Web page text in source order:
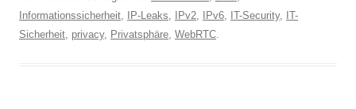
Informationssicherheit, IP-Leaks, IPv2, IPv6, IT-Security, IT-
Sicherheit, privacy, Privatsphäre, WebRTC.